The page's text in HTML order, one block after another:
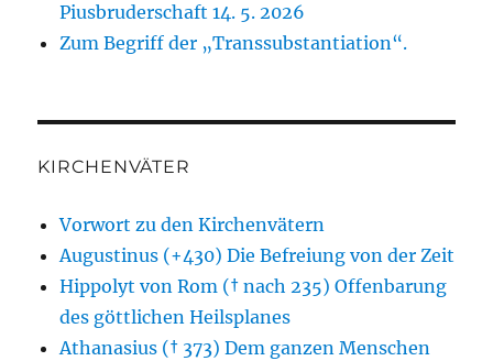
Piusbruderschaft 14. 5. 2026
Zum Begriff der „Transsubstantiation“.
KIRCHENVÄTER
Vorwort zu den Kirchenvätern
Augustinus (+430) Die Befreiung von der Zeit
Hippolyt von Rom († nach 235) Offenbarung
des göttlichen Heilsplanes
Athanasius († 373) Dem ganzen Menschen